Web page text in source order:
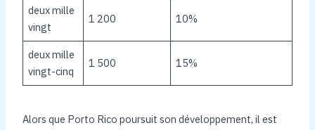
deux mille
vingt
1 200 10%
deux mille
vingt-cinq
1 500 15%
Alors que Porto Rico poursuit son développement, il est